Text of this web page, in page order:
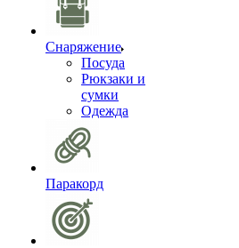
Снаряжение
Посуда
Рюкзаки и
сумки
Одежда
Паракорд